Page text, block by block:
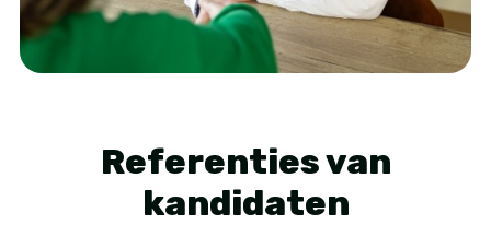
Referenties van
kandidaten